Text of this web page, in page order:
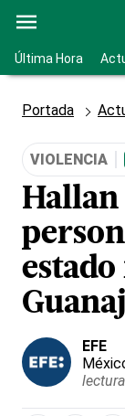
Última Hora
Portada
VIOLENCIA
Hallan
EFE
lectura